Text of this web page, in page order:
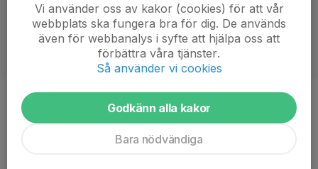
Ålder 60 år
Vi använder oss av kakor (cookies) för att vår
webbplats ska fungera bra för dig. De används
även för webbanalys i syfte att hjälpa oss att
förbättra våra tjänster.
Så använder vi cookies
Godkänn alla kakor
Bara nödvändiga